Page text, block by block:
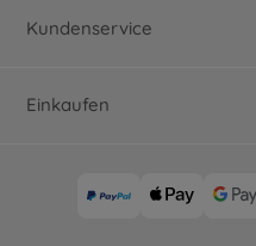
Kundenservice
Einkaufen